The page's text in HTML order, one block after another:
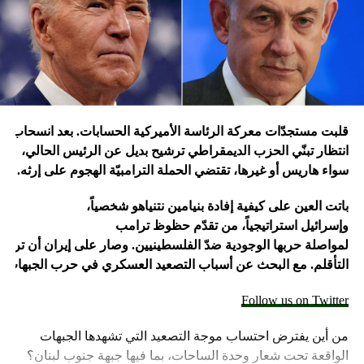
ساعات، بسبب الهجوم المكثف بالطائرات المسيرة والصواريخ
الذي شنته إيران على إسرائيل، ردا على غارة إسرائيلية على
سفارة طهران في دمشق قتل فيها 16 شخصًا منهم مسؤول
إيراني كبير في فيلق القدس.
وتسود حالة من التوترات الأمنية في إسرائيل بعد أن أعلنت
اغتيال القائد العسكري البارز بـ”الحزب” فؤاد شكر في غارة
جوية على مبنى في ضاحية بيروت الجنوبية، قبل أن يعلن الحزب
اغتياله مساء الأربعاء.
وبعدها بساعات أعلنت “حماس” اغتيال إسرائيل رئيس مكتبها
السياسي إسماعيل هنية بغارة إسرائيلية استهدفت مقر إقامته
في طهران التي وصلها للمشاركة في حفل تنصيب الرئيس
الإيراني الجديد مسعود بزشكيان.
أبرزها “الحزب”، مع الجيش الإسرائيلي قصفا يوميا عبر “الخط
الأزرق” الفاصل، أسفر عن مئات القتلى والجرحى معظمهم في
الجانب اللبناني.
قلبت مستجدّات معركة الرئاسة الأميركية الحسابات. بعد انسحاب
انتظار تبنّي الحزب الديمقراطي ترشيح بديل عن الرئيس الحالي،
سواء هاريس أو غيرها، تقتضي الحملة الترامبيّة الهجوم على إرثه.
باتت العين على كيفية إفادة بنيامين نتنياهو شخصياً،
وإسرائيل استراتيجياً، من تقدّم حظوظ ترامب
لمواصلة حربها الوجودية ضدّ الفلسطينيين. وصار على إيران أن
التأقلم. مع البحث عن أسباب التصعيد العسكري في حرب الجبهات
Follow us on Twitter
من أين يفترض احتساب موجة التصعيد التي تشهدها الجبهات
الواقعة تحت شعار وحدة الساحات، بما فيها جبهة جنوب لبنان؟